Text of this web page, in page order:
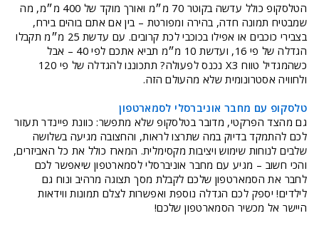
הטלסקופ כולל עדשה בקוטר 70 מ״מ ואורך מוקד של 400 מ״מ, מה
שמבטיח תמונה חדה, בהירה ומפורטת – בין אם אתם בוהים בירח,
בצבירי כוכבים או אפילו בכוכבי לכת קרובים. עם עדשת 25 מ״מ תקבלו
הגדלה של פי 16, ועדשת 10 מ״מ תביא אתכם לפי 40 – אבל
כשהמגדיל טווח X3 נכנס לפעולה? תתכוננו להגדלה של פי 120
ולחוויה אסטרונומית שלא מהעולם הזה.
טלסקופ עם מחבר אוניברסלי לסמארטפון
גם מהצד הפרקטי, מדובר בטלסקופ שלא מתפשר: כוונת פיינדר תעזור
לכם להתמקד בדיוק במה שתרצו לראות, והחצובה מגיעה בשלושה
שלבים לנוחות שימוש ויציבות מקסימלית. המארז כולל את כל האביזרים,
והכי חשוב – מגיע עם מחבר אוניברסלי לסמארטפון שיאפשר לכם
לחבר את הסמארטפון שלכם לקבלת מסך תצוגה מרהיב ונוח גם
לילדים! יספק לכם הגדלה נוספת ואפשרות לצלם תמונות ווידאות
היישר אל מכשיר הסמארטפון שלכם!